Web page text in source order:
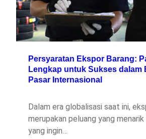
Persyaratan Ekspor Barang:
Lengkap untuk Sukses dalam
Pasar Internasional
Dalam era globalisasi saat ini,
merupakan peluang yang menarik
yang ingin…